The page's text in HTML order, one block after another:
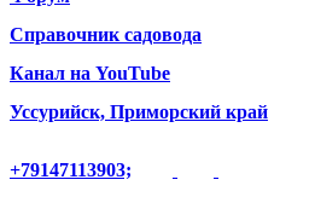
Справочник садовода
Канал на YouTube
Уссурийск, Приморский край
+79147113903;